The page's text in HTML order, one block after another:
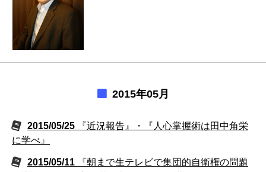
2015年05月
2015/05/25
『近況報告』・『人心掌握術は田中角栄
に学べ』
2015/05/11
『朝まで生テレビで集団的自衛権の問題